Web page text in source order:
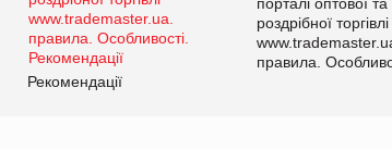
роздрібної торгівлі
правила.
Рекомендації